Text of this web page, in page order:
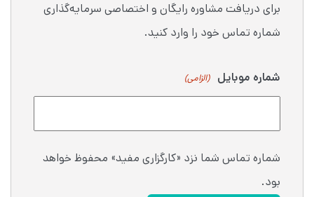
برای دریافت مشاوره رایگان و اختصاصی سرمایه‌گذاری
شماره تماس خود را وارد کنید.
شماره موبایل (الزامی)
شماره تماس شما نزد «کارگزاری مفید» محفوظ خواهد
بود.